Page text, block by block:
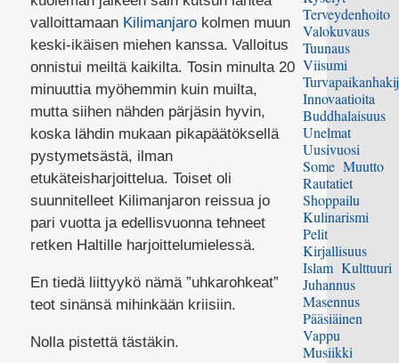
valloittamaan Kilimanjarokolmen muun
keski-ikäisen miehen kanssa. Valloitus
onnistui meiltä kaikilta. Tosin minulta 20
minuuttia myöhemmin kuin muilta,
mutta siihen nähden pärjäsin hyvin,
koska lähdin mukaan pikapäätöksellä
pystymetsästä, ilman
etukäteisharjoittelua. Toiset oli
suunnitelleet Kilimanjaron reissua jo
pari vuotta ja edellisvuonna tehneet
retken Haltille harjoittelumielessä.
En tiedä liittyykö nämä ”uhkarohkeat”
teot sinänsä mihinkään kriisiin.
Nolla pistettä tästäkin.
Terveydenhoito
Valokuvaus
Tuunaus
Viisumi
Innovaatioita
Buddhalaisuus
Unelmat
Uusivuosi
Some Muutto
Rautatiet
Shoppailu
Kulinarismi
Pelit
Kirjallisuus
Islam Kulttuuri
Juhannus
Masennus
Pääsiäinen
Vappu
Musiikki